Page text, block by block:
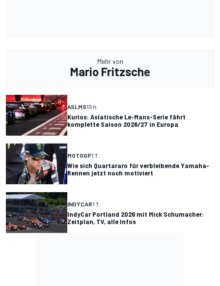
Mehr von
Mario Fritzsche
ASLMS13 h
Kurios: Asiatische Le-Mans-Serie fährt
komplette Saison 2026/27 in Europa
MOTOGP1 T.
Wie sich Quartararo für verbleibende Yamaha-
Rennen jetzt noch motiviert
INDYCAR1 T.
IndyCar Portland 2026 mit Mick Schumacher:
Zeitplan, TV, alle Infos